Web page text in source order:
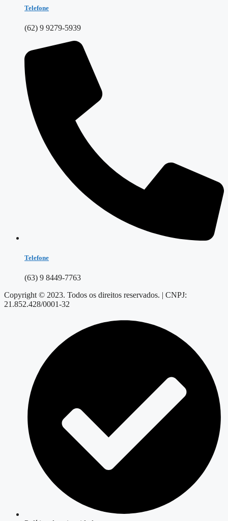
Telefone
(62) 9 9279-5939
Telefone
(63) 9 8449-7763
Copyright © 2023. Todos os direitos reservados. | CNPJ:
21.852.428/0001-32